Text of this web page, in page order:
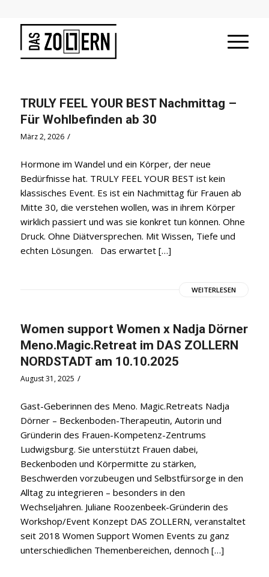
TRULY FEEL YOUR BEST Nachmittag –
Für Wohlbefinden ab 30
März 2, 2026 /
Hormone im Wandel und ein Körper, der neue
Bedürfnisse hat. TRULY FEEL YOUR BEST ist kein
klassisches Event. Es ist ein Nachmittag für Frauen ab
Mitte 30, die verstehen wollen, was in ihrem Körper
wirklich passiert und was sie konkret tun können. Ohne
Druck. Ohne Diätversprechen. Mit Wissen, Tiefe und
echten Lösungen. Das erwartet […]
WEITERLESEN
Women support Women x Nadja Dörner
Meno.Magic.Retreat im DAS ZOLLERN
NORDSTADT am 10.10.2025
August 31, 2025 /
Gast-Geberinnen des Meno. Magic.Retreats Nadja
Dörner – Beckenboden-Therapeutin, Autorin und
Gründerin des Frauen-Kompetenz-Zentrums
Ludwigsburg. Sie unterstützt Frauen dabei,
Beckenboden und Körpermitte zu stärken,
Beschwerden vorzubeugen und Selbstfürsorge in den
Alltag zu integrieren – besonders in den
Wechseljahren. Juliane Roozenbeek-Gründerin des
Workshop/Event Konzept DAS ZOLLERN, veranstaltet
seit 2018 Women Support Women Events zu ganz
unterschiedlichen Themenbereichen, dennoch […]